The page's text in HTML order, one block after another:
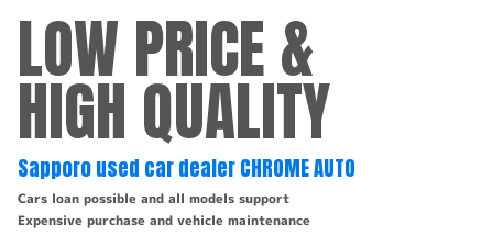
LOW PRICE &
HIGH QUALITY
Sapporo used car dealer CHROME AUTO
Cars loan possible and all models support
Expensive purchase and vehicle maintenance